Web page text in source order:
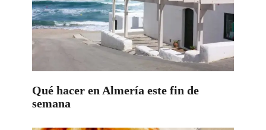
Qué hacer en Almería este fin de
semana